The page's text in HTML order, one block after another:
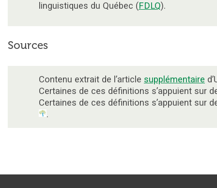
linguistiques du Québec (FDLQ).
Sources
Contenu extrait de l’article supplémentaire
Certaines de ces définitions s’appuient sur
Certaines de ces définitions s’appuient sur
.